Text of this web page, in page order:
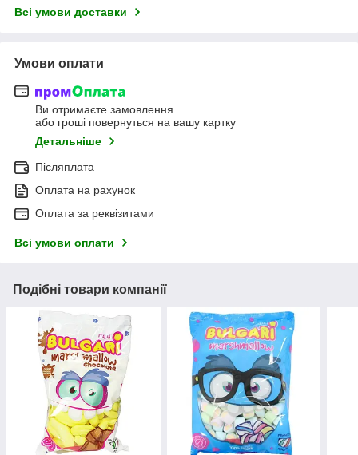
Всі умови доставки
Умови оплати
Ви отримаєте замовлення
або гроші повернуться на вашу картку
Детальніше
Післяплата
Оплата на рахунок
Оплата за реквізитами
Всі умови оплати
Подібні товари компанії